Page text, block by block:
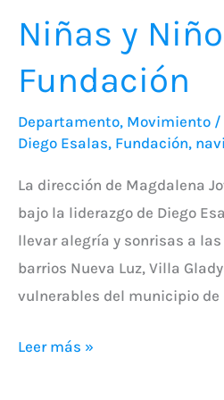
Niñas y
Fundación
Departamento, Movimiento /
Diego Esalas, Fundación,
La dirección de Magdalena
bajo la liderazgo de Diego
llevar alegría y sonrisas a
barrios Nueva Luz, Villa
vulnerables del municipio de
Leer más »